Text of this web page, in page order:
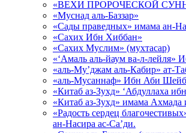
«ВЕХИ ПРОРОЧЕСКОЙ
«Муснад аль-Баззар»
«Сады праведных» имама ан-
«Сахих Ибн Хиббан»
«Сахих Муслим» (мухтасар)
«‘Амаль аль-йаум ва-л-лейля»
«аль-Му’джам аль-Кабир» ат-
«аль-Мусаннаф» Ибн Аби
«Китаб аз-Зухд» ‘Абдуллаха
«Китаб аз-Зухд» имама Ахмада
«Радость сердец
ан-Насира ас-Са’ди.